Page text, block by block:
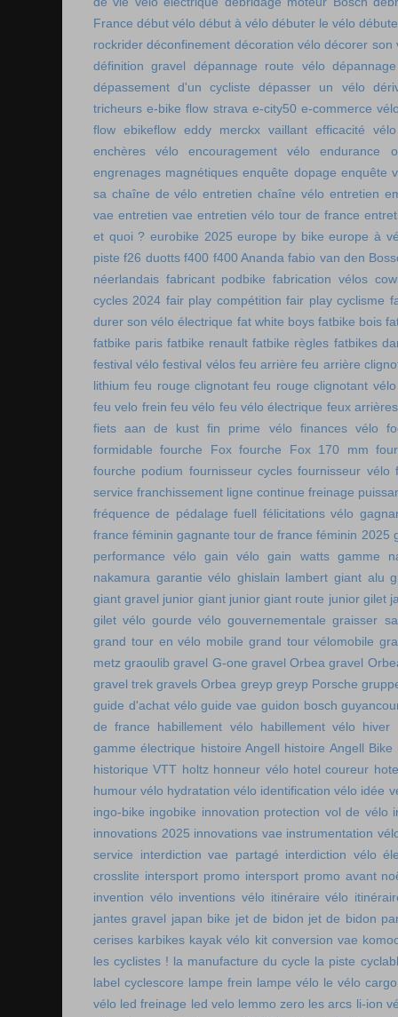
France début vélo début à vélo débuter le vélo
rockrider déconfinement décoration vélo décorer son
définition gravel
dépannage route vélo
dépassement d'un cycliste
dépasser un vélo
tricheurs e-bike flow strava e-city50 e-commerce
flow ebikeflow eddy merckx vaillant efficacité vélo
enchères vélo
encouragement vélo
endurance
engrenages magnétiques enquête dopage enquête
sa chaîne de vélo entretien chaîne vélo entretien
vae entretien vae entretien vélo tour de france
et quoi ? eurobike 2025 europe by bike europe à
piste f26 duotts f400 f400 Ananda fabio van den
néerlandais fabricant podbike fabrication vélos
cycles 2024 fair play compétition fair play cyclisme
durer son vélo électrique fat white boys fatbike bois
fatbike paris fatbike renault fatbike règles fatbikes
festival vélo festival vélos feu arrière feu arrière
lithium feu rouge clignotant feu rouge clignotant vélo
feu velo frein feu vélo feu vélo électrique feux
fiets aan de kust fin prime vélo finances vélo
formidable fourche Fox fourche Fox 170 mm
fourche podium fournisseur cycles fournisseur vélo
service franchissement ligne continue freinage
fréquence de pédalage fuell félicitations vélo
france féminin gagnante tour de france féminin 2025
performance vélo
gain vélo gain watts gamme
nakamura garantie vélo ghislain lambert giant alu
giant gravel junior giant junior giant route junior gilet
gilet vélo gourde vélo gouvernementale graisser
grand tour en vélo mobile grand tour vélomobile
metz graoulib gravel G-one gravel Orbea gravel
gravel trek gravels Orbea greyp greyp Porsche
guide d'achat vélo guide vae guidon bosch
de france
habillement vélo habillement vélo hiver
gamme électrique histoire Angell histoire Angell Bike
historique VTT holtz honneur vélo hotel coureur
humour vélo hydratation vélo identification vélo idée
ingo-bike ingobike innovation protection vol de vélo
innovations 2025 innovations vae instrumentation
service
interdiction vae partagé interdiction vélo
crosslite intersport promo intersport promo avant
invention vélo inventions vélo itinéraire vélo
jantes gravel japan bike jet de bidon jet de bidon
cerises karbikes kayak vélo kit conversion vae
les cyclistes ! la manufacture du cycle la piste
label cyclescore lampe frein lampe vélo le vélo
vélo led freinage led velo lemmo zero les arcs li-ion